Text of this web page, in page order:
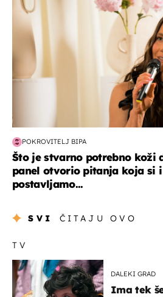
POKROVITELJ BIPA
Što je stvarno potrebno koži
panel otvorio pitanja koja si i
postavljamo...
SVI ČITAJU OVO
TV
DALEKI GRAD
Ima tek